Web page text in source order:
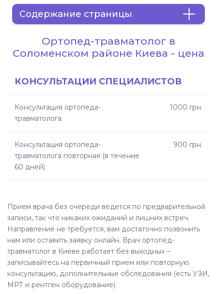
Содержание страницы
Ортопед-травматолог в Соломенском
районе Киева - цена
занимается
Когда нужна консультация травматолога-
ортопеда
Когда нужна консультация травматолога-
ортопеда
Как проходит прием у ортопеда-
травматолога
Методы лечения
Почему выбирают клинику «Соматика»
Ортопед-травматолог в
Соломенском районе Киева - цена
КОНСУЛЬТАЦИИ СПЕЦИАЛИСТОВ
Консультация ортопеда-
травматолога
1000 грн.
Консультация ортопеда-
травматолога повторная (в течение
60 дней)
900 грн.
Прием врача без очереди ведется по предварительной
записи, так что никаких ожиданий и лишних встреч.
Направление не требуется, вам достаточно позвонить
нам или оставить заявку онлайн. Врач ортопед-
травматолог в Киеве работает без выходных –
записывайтесь на первичный прием или повторную
консультацию, дополнительные обследования (есть УЗИ,
МРТ и рентген оборудование).